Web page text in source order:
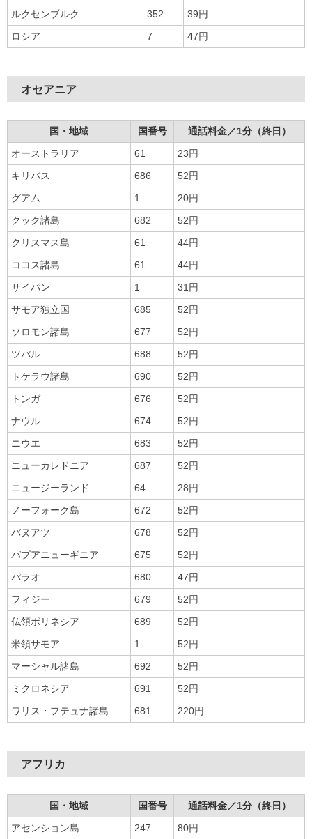
ルクセンブルク 352
39円
ロシア
7 47円
オセアニア
国・地域 国番号
通話料金／1分（終日）
オーストラリア
61
23円
キリバス
686
52円
グアム
1
20円
クック諸島
682
52円
クリスマス島
61
44円
ココス諸島
61
44円
サイパン
1
31円
サモア独立国
685
52円
ソロモン諸島
677
52円
ツバル
688
52円
トケラウ諸島
690
52円
トンガ
676
52円
ナウル
674
52円
ニウエ
683
52円
ニューカレドニア
687
52円
ニュージーランド
64
28円
ノーフォーク島
672
52円
バヌアツ
678
52円
パプアニューギニア
675
52円
パラオ
680
47円
フィジー
679
52円
仏領ポリネシア
689
52円
米領サモア
1
52円
マーシャル諸島
692
52円
ミクロネシア
691
52円
ワリス・フテュナ諸島
681 220円
アフリカ
国・地域 国番号
通話料金／1分（終日）
アセンション島
247
80円